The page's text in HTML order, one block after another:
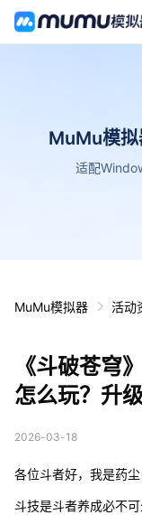
MuMu模拟
适配
MuMu模拟器 活动
《斗破苍穹
怎么玩？升
2026-03-18
各位斗者好，我是药尘
斗技是斗者养成必不